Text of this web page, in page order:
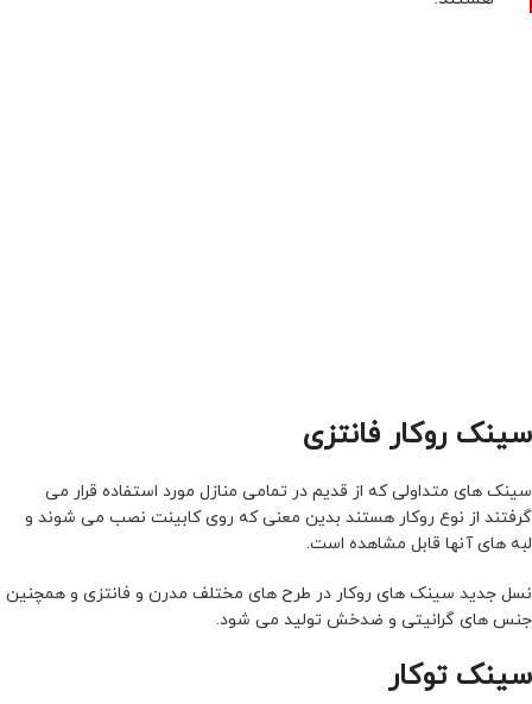
سینک روکار فانتزی
سینک های متداولی که از قدیم در تمامی منازل مورد استفاده قرار می
گرفتند از نوع روکار هستند بدین معنی که روی کابینت نصب می شوند و
لبه های آنها قابل مشاهده است.
نسل جدید سینک های روکار در طرح های مختلف مدرن و فانتزی و همچنین
جنس های گرانیتی و ضدخش تولید می شود.
سینک توکار